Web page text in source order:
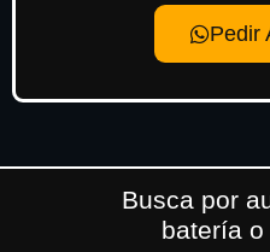
Pedir
Busca por
batería